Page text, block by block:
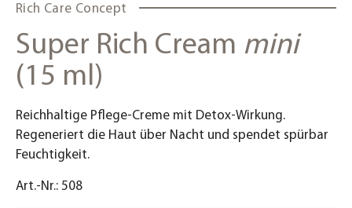
Rich Care Concept
Super Rich Cream mini
(15 ml)
Reichhaltige Pflege-Creme mit Detox-Wirkung.
Regeneriert die Haut über Nacht und spendet spürbar
Feuchtigkeit.
Art.-Nr.: 508